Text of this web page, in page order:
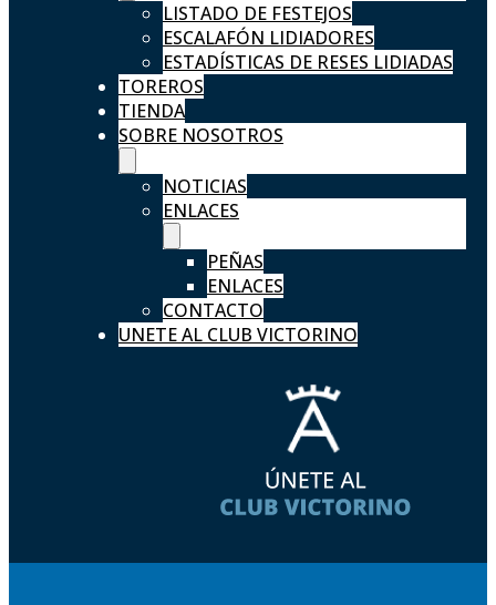
LISTADO DE FESTEJOS
ESCALAFÓN LIDIADORES
ESTADÍSTICAS DE RESES LIDIADAS
TOREROS
TIENDA
SOBRE NOSOTROS
NOTICIAS
ENLACES
PEÑAS
ENLACES
CONTACTO
UNETE AL CLUB VICTORINO